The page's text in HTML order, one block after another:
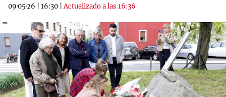
09·05·26 16:30 |Actualizado a las 16:36